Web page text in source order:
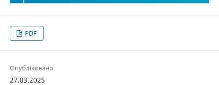
PDF
Опубліковано
27.03.2025